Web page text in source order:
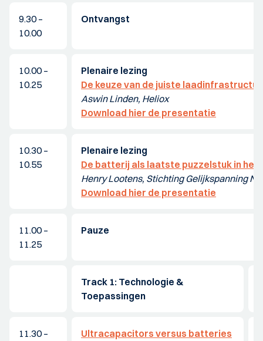
9.30 –
10.00
Ontvangst
10.00 –
10.25
Plenaire lezing
De keuze van de juiste
Aswin Linden, Heliox
Download hier de presentatie
10.30 –
10.55
Plenaire lezing
De batterij als laatste puzzelstuk in
Henry Lootens, Stichting Gelijkspanning
Download hier de presentatie
11.00 –
11.25
Pauze
Track 1: Technologie &
Toepassingen
11.30 –
Ultracapacitors versus batteries